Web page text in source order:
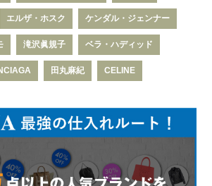
エルザ・ホスク ケンダル・ジェンナー
滝沢眞規子 ベラ・ハディッド
田丸麻紀 CELINE